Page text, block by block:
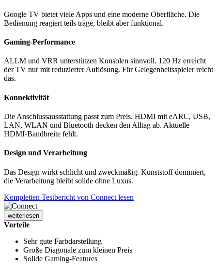
Google TV bietet viele Apps und eine moderne Oberfläche. Die
Bedienung reagiert teils träge, bleibt aber funktional.
Gaming-Performance
ALLM und VRR unterstützen Konsolen sinnvoll. 120 Hz erreicht
der TV nur mit reduzierter Auflösung. Für Gelegenheitsspieler reicht
das.
Konnektivität
Die Anschlussausstattung passt zum Preis. HDMI mit eARC, USB,
LAN, WLAN und Bluetooth decken den Alltag ab. Aktuelle
HDMI-Bandbreite fehlt.
Design und Verarbeitung
Das Design wirkt schlicht und zweckmäßig. Kunststoff dominiert,
die Verarbeitung bleibt solide ohne Luxus.
Kompletten Testbericht von Connect lesen
weiterlesen
Vorteile
Sehr gute Farbdarstellung
Große Diagonale zum kleinen Preis
Solide Gaming-Features